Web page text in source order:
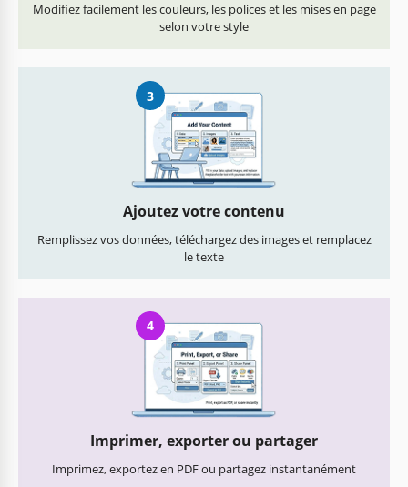
Modifiez facilement les couleurs, les polices et les mises en page
selon votre style
3
Ajoutez votre contenu
Remplissez vos données, téléchargez des images et remplacez
le texte
4
Imprimer, exporter ou partager
Imprimez, exportez en PDF ou partagez instantanément